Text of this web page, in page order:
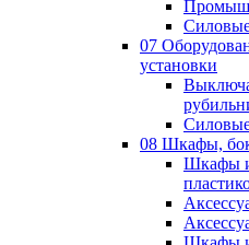
07
установки
08 Шкафы,
Шкафы